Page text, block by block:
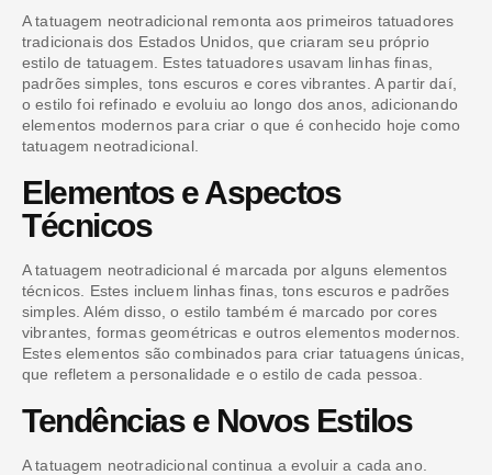
A tatuagem neotradicional remonta aos primeiros tatuadores
tradicionais dos Estados Unidos, que criaram seu próprio
estilo de tatuagem. Estes tatuadores usavam linhas finas,
padrões simples, tons escuros e cores vibrantes. A partir daí,
o estilo foi refinado e evoluiu ao longo dos anos, adicionando
elementos modernos para criar o que é conhecido hoje como
tatuagem neotradicional.
Elementos e Aspectos
Técnicos
A tatuagem neotradicional é marcada por alguns elementos
técnicos. Estes incluem linhas finas, tons escuros e padrões
simples. Além disso, o estilo também é marcado por cores
vibrantes, formas geométricas e outros elementos modernos.
Estes elementos são combinados para criar tatuagens únicas,
que refletem a personalidade e o estilo de cada pessoa.
Tendências e Novos Estilos
A tatuagem neotradicional continua a evoluir a cada ano.